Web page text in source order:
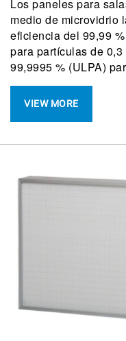
Los paneles para
medio de microvidrio
eficiencia del 99,99
para partículas de
99,9995 % (ULPA)
VIEW MORE